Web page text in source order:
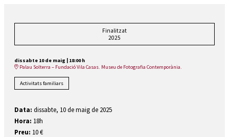
Finalitzat
2025
dissabte 10 de maig | 18:00 h
Palau Solterra – Fundació Vila Casas. Museu de Fotografia Contemporània.
Activitats familiars
Data: dissabte, 10 de maig de 2025
Hora: 18h
Preu: 10 €